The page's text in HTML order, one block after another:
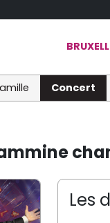
Concert
Les